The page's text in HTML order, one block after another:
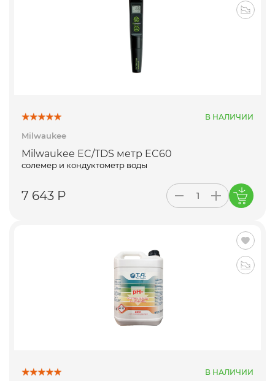
В НАЛИЧИИ
Milwaukee
Milwaukee EC/TDS метр EC60
солемер и кондуктометр воды
7 643 Р
В НАЛИЧИИ